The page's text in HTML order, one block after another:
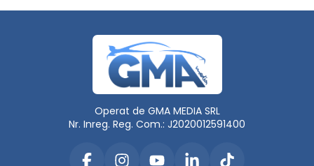
Operat de GMA MEDIA SRL
Nr. Inreg. Reg. Com.: J2020012591400